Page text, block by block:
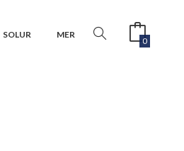
SOLUR MER
0